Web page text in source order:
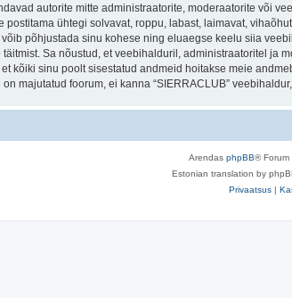
autorite mitte administraatorite, moderaatorite või
postitama ühtegi solvavat, roppu, labast, laimavat,
põhjustada sinu kohese ning eluaegse keelu siia
Sa nõustud, et veebihalduril, administraatoritel
kõiki sinu poolt sisestatud andmeid hoitakse meie
majutatud foorum, ei kanna “SIERRACLUB”
Arendas phpBB® Forum
Estonian translation by
Privaatsus |